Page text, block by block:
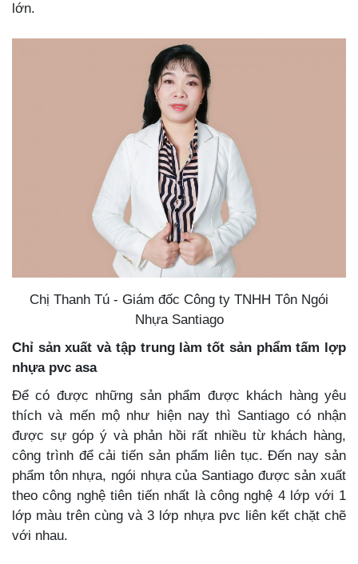
lớn.
Chị Thanh Tú - Giám đốc Công ty TNHH Tôn Ngói
Nhựa Santiago
Chỉ sản xuất và tập trung làm tốt sản phẩm tấm lợp
nhựa pvc asa
Để có được những sản phẩm được khách hàng yêu
thích và mến mộ như hiện nay thì Santiago có nhận
được sự góp ý và phản hồi rất nhiều từ khách hàng,
công trình để cải tiến sản phẩm liên tục. Đến nay sản
phẩm tôn nhựa, ngói nhựa của Santiago được sản xuất
theo công nghệ tiên tiến nhất là công nghệ 4 lớp với 1
lớp màu trên cùng và 3 lớp nhựa pvc liên kết chặt chẽ
với nhau.